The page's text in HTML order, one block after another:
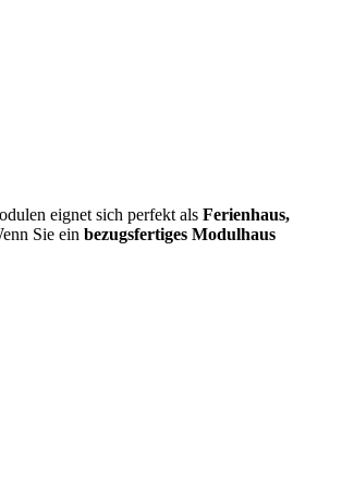
eignet sich perfekt als Ferienhaus,
Sie ein bezugsfertiges Modulhaus